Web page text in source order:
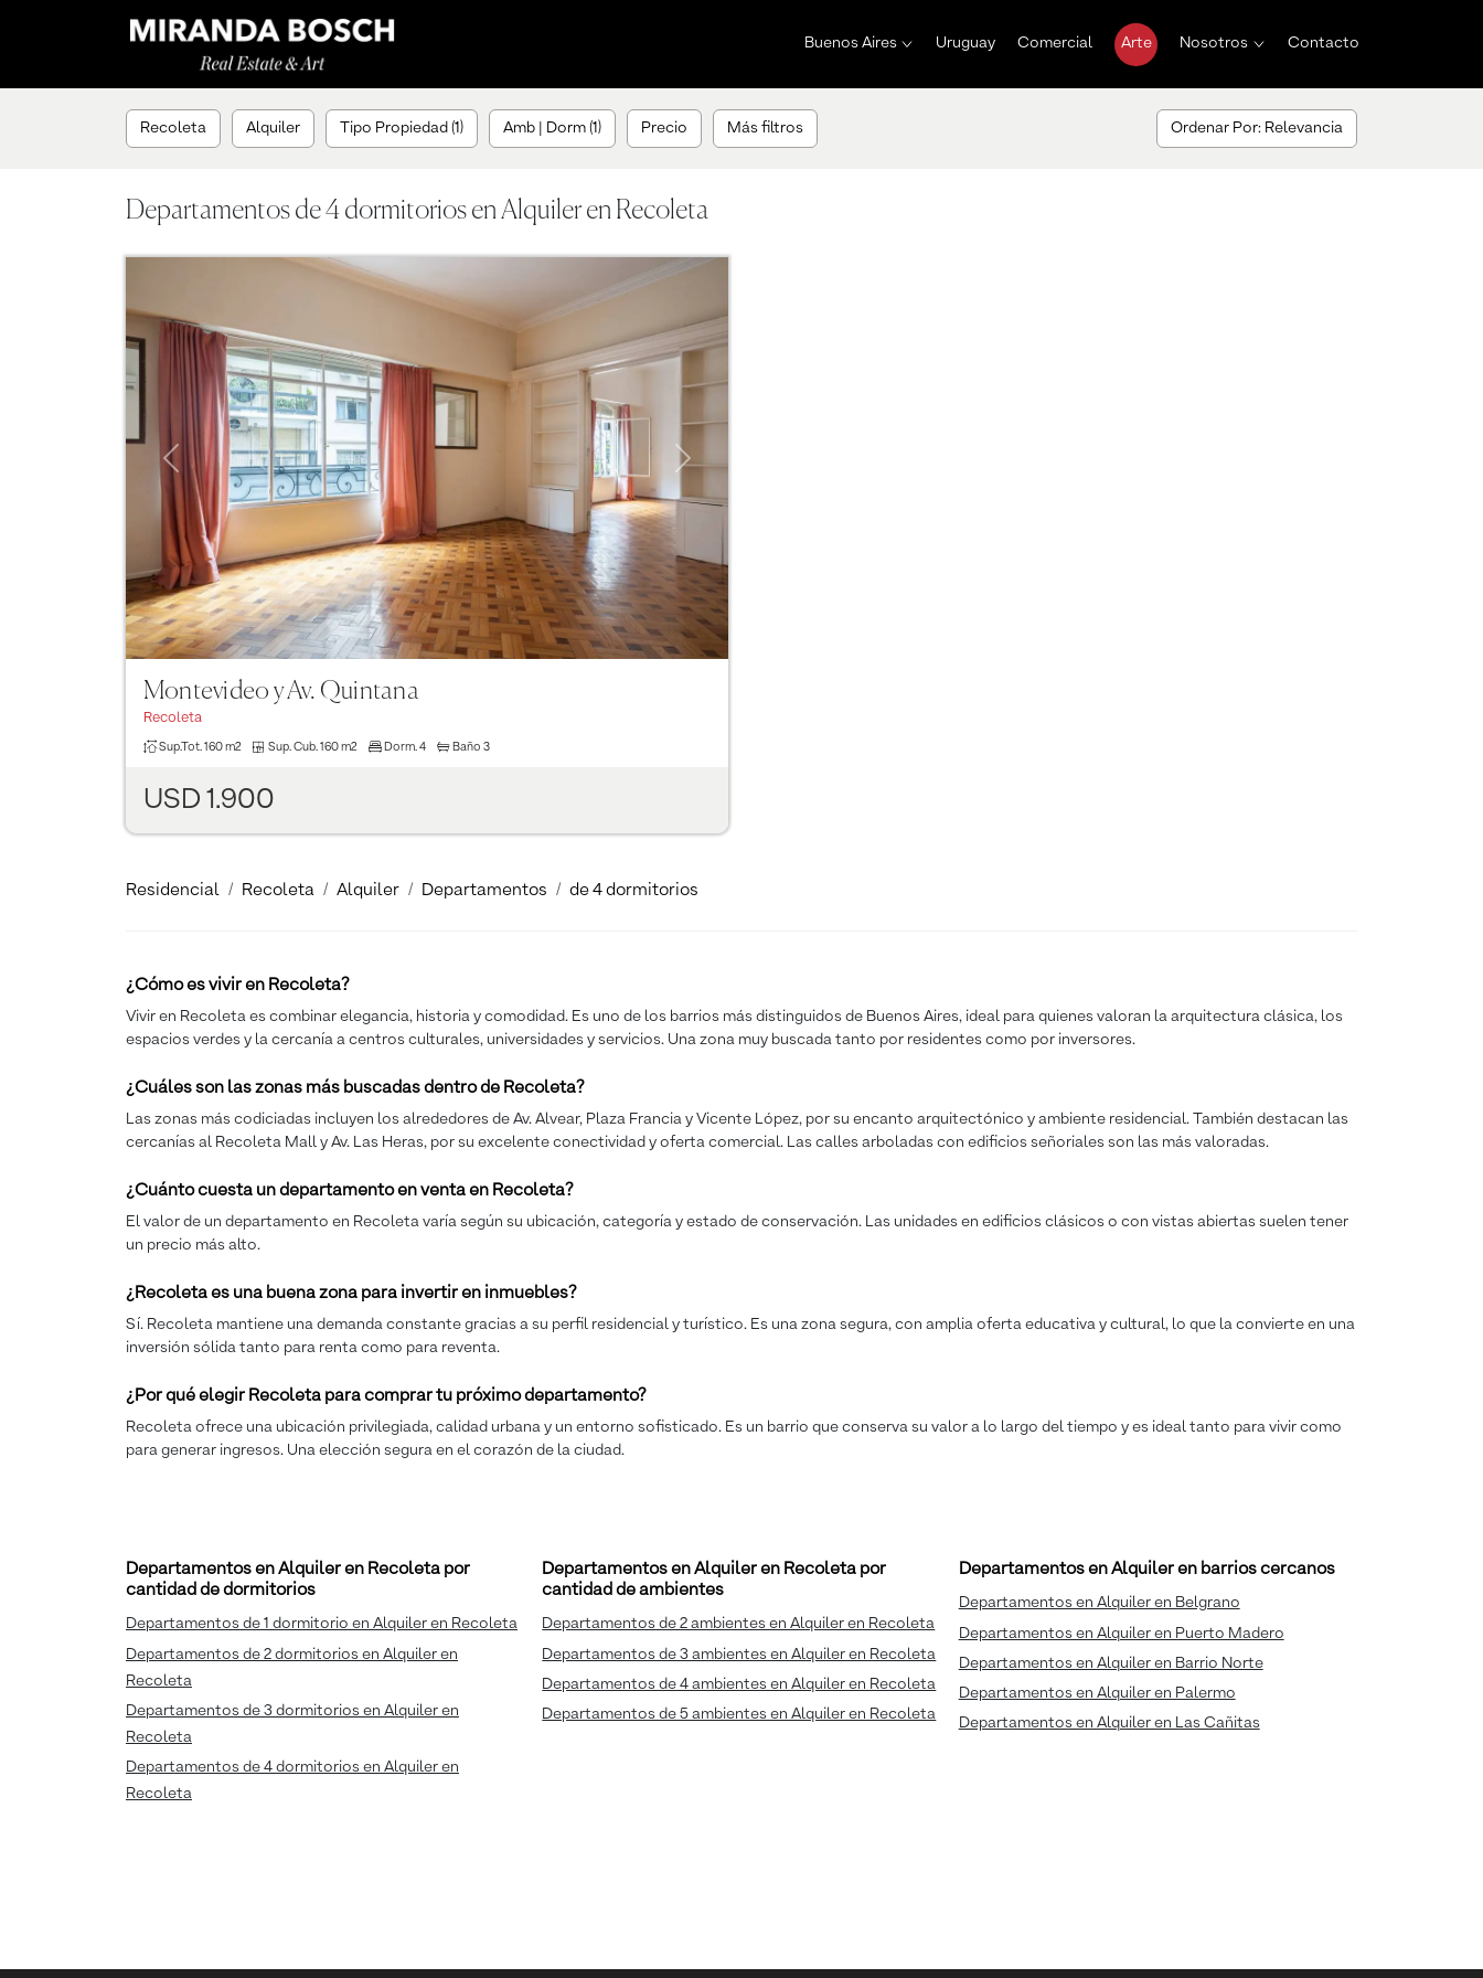
Buenos Aires Uruguay Comercial Arte Nosotros Contacto
Recoleta Alquiler Tipo Propiedad (1) Amb | Dorm (1) Precio Más filtros Ordenar Por: Relevancia
Departamentos de 4 dormitorios en Alquiler en Recoleta
Previous
Montevideo y Av. Quintana
Recoleta
Sup.Tot. 160 m2 Sup. Cub. 160 m2 Dorm. 4 Baño 3
USD 1.900
Residencial Recoleta Alquiler Departamentos de 4 dormitorios
¿Cómo es vivir en Recoleta?
Vivir en Recoleta es combinar elegancia, historia y comodidad. Es uno de los barrios más distinguidos de Buenos Aires, ideal para quienes valoran la arquitectura clásica, los
espacios verdes y la cercanía a centros culturales, universidades y servicios. Una zona muy buscada tanto por residentes como por inversores.
¿Cuáles son las zonas más buscadas dentro de Recoleta?
Las zonas más codiciadas incluyen los alrededores de Av. Alvear, Plaza Francia y Vicente López, por su encanto arquitectónico y ambiente residencial. También destacan las
cercanías al Recoleta Mall y Av. Las Heras, por su excelente conectividad y oferta comercial. Las calles arboladas con edificios señoriales son las más valoradas.
¿Cuánto cuesta un departamento en venta en Recoleta?
El valor de un departamento en Recoleta varía según su ubicación, categoría y estado de conservación. Las unidades en edificios clásicos o con vistas abiertas suelen tener
un precio más alto.
¿Recoleta es una buena zona para invertir en inmuebles?
Sí. Recoleta mantiene una demanda constante gracias a su perfil residencial y turístico. Es una zona segura, con amplia oferta educativa y cultural, lo que la convierte en una
inversión sólida tanto para renta como para reventa.
¿Por qué elegir Recoleta para comprar tu próximo departamento?
Recoleta ofrece una ubicación privilegiada, calidad urbana y un entorno sofisticado. Es un barrio que conserva su valor a lo largo del tiempo y es ideal tanto para vivir como
para generar ingresos. Una elección segura en el corazón de la ciudad.
Departamentos en Alquiler en Recoleta por
cantidad de dormitorios
Departamentos de 1 dormitorio en Alquiler en Recoleta
Departamentos de 2 dormitorios en Alquiler en
Recoleta
Departamentos de 3 dormitorios en Alquiler en
Recoleta
Departamentos de 4 dormitorios en Alquiler en
Recoleta
Departamentos en Alquiler en Recoleta por
cantidad de ambientes
Departamentos de 2 ambientes en Alquiler en Recoleta
Departamentos de 3 ambientes en Alquiler en Recoleta
Departamentos de 4 ambientes en Alquiler en Recoleta
Departamentos de 5 ambientes en Alquiler en Recoleta
Departamentos en Alquiler en barrios cercanos
Departamentos en Alquiler en Belgrano
Departamentos en Alquiler en Puerto Madero
Departamentos en Alquiler en Barrio Norte
Departamentos en Alquiler en Palermo
Departamentos en Alquiler en Las Cañitas